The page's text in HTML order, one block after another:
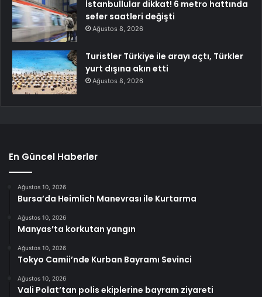
İstanbullular dikkat! 6 metro hattında
sefer saatleri değişti
Ağustos 8, 2026
Turistler Türkiye ile arayı açtı, Türkler
yurt dışına akın etti
Ağustos 8, 2026
En Güncel Haberler
Ağustos 10, 2026
Bursa’da Heimlich Manevrası ile Kurtarma
Ağustos 10, 2026
Manyas’ta korkutan yangın
Ağustos 10, 2026
Tokyo Camii’nde Kurban Bayramı Sevinci
Ağustos 10, 2026
Vali Polat’tan polis ekiplerine bayram ziyareti